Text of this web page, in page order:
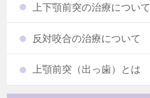
上下顎前突の治療について
反対咬合の治療について
上顎前突（出っ歯）とは